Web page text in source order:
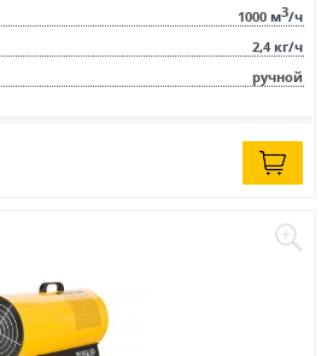
1000 м3/ч
2,4 кг/ч
ручной